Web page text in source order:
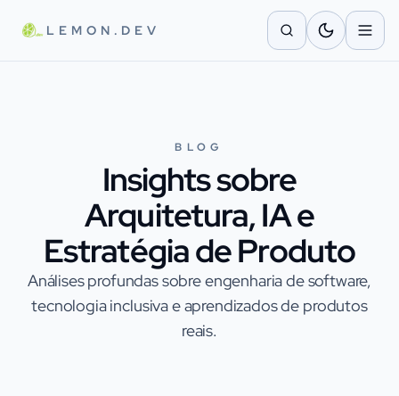
LEMON.DEV
BLOG
Insights sobre
Arquitetura, IA e
Estratégia de Produto
Análises profundas sobre engenharia de software,
tecnologia inclusiva e aprendizados de produtos
reais.